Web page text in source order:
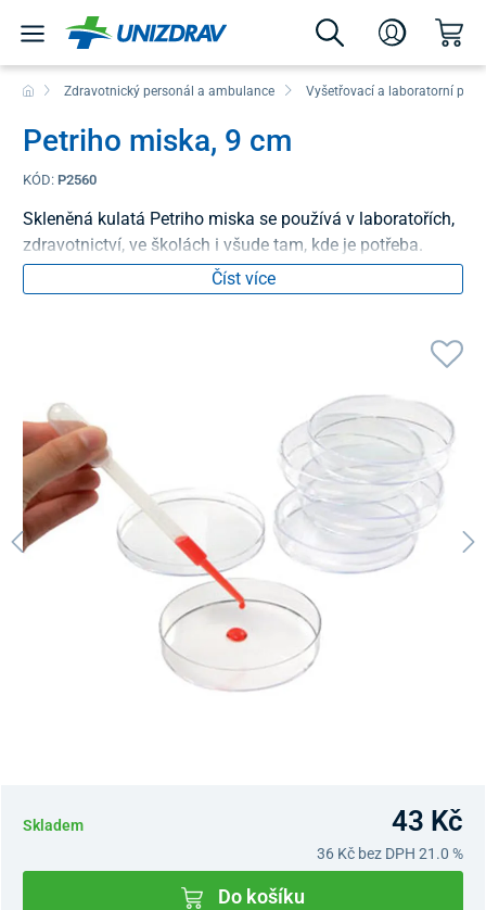
Zdravotnický personál a ambulance Vyšetřovací a laboratorní
Petriho miska, 9 cm
KÓD: P2560
Skleněná kulatá Petriho miska se používá v laboratořích,
zdravotnictví, ve školách i všude tam, kde je potřeba.
Číst více
Skladem 43 Kč
36 Kč bez DPH 21.0 %
Do košíku